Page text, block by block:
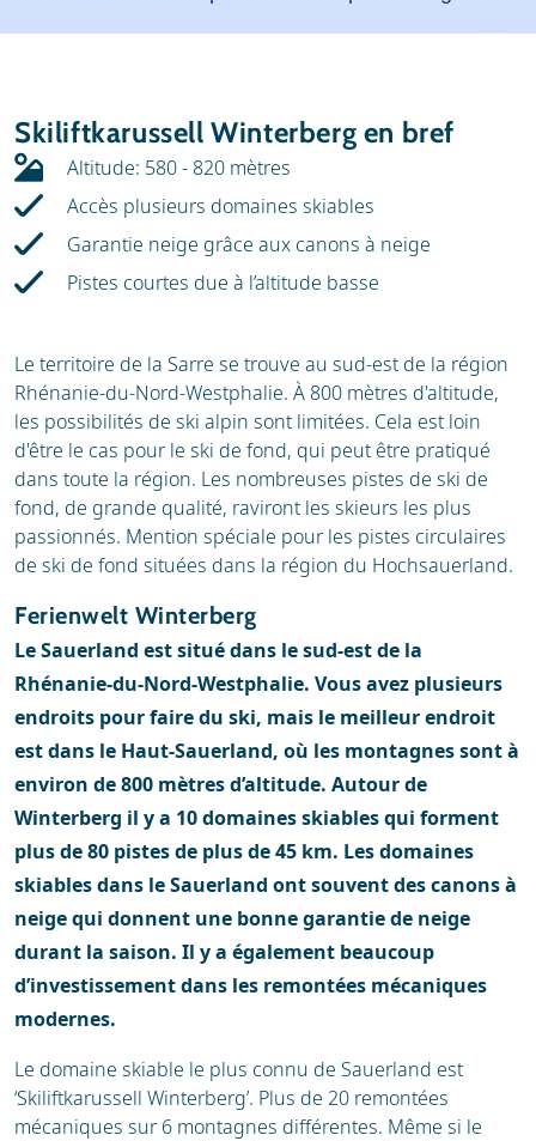
Location
Location de ski
Skiliftkarussell Winterberg en bref
Altitude: 580 - 820 mètres
Accès plusieurs domaines skiables
Garantie neige grâce aux canons à neige
Pistes courtes due à l’altitude basse
Le territoire de la Sarre se trouve au sud-est de la région
Rhénanie-du-Nord-Westphalie. À 800 mètres d'altitude,
les possibilités de ski alpin sont limitées. Cela est loin
d'être le cas pour le ski de fond, qui peut être pratiqué
dans toute la région. Les nombreuses pistes de ski de
fond, de grande qualité, raviront les skieurs les plus
passionnés. Mention spéciale pour les pistes circulaires
de ski de fond situées dans la région du Hochsauerland.
Ferienwelt Winterberg
Le Sauerland est situé dans le sud-est de la
Rhénanie-du-Nord-Westphalie. Vous avez plusieurs
endroits pour faire du ski, mais le meilleur endroit
est dans le Haut-Sauerland, où les montagnes sont à
environ de 800 mètres d’altitude. Autour de
Winterberg il y a 10 domaines skiables qui forment
plus de 80 pistes de plus de 45 km. Les domaines
skiables dans le Sauerland ont souvent des canons à
neige qui donnent une bonne garantie de neige
durant la saison. Il y a également beaucoup
d’investissement dans les remontées mécaniques
modernes.
Le domaine skiable le plus connu de Sauerland est
‘Skiliftkarussell Winterberg’. Plus de 20 remontées
mécaniques sur 6 montagnes différentes. Même si le